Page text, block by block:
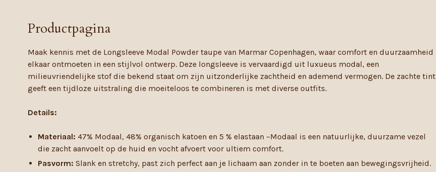
Productpagina
Maak kennis met de Longsleeve Modal Powder taupe van Marmar Copenhagen, waar comfort en duurzaamheid
elkaar ontmoeten in een stijlvol ontwerp. Deze longsleeve is vervaardigd uit luxueus modal, een
milieuvriendelijke stof die bekend staat om zijn uitzonderlijke zachtheid en ademend vermogen. De zachte tint
geeft een tijdloze uitstraling die moeiteloos te combineren is met diverse outfits.
Details:
Materiaal: 47% Modaal, 48% organisch katoen en 5 % elastaan –Modaal is een natuurlijke, duurzame vezel
die zacht aanvoelt op de huid en vocht afvoert voor ultiem comfort.
Pasvorm: Slank en stretchy, past zich perfect aan je lichaam aan zonder in te boeten aan bewegingsvrijheid.